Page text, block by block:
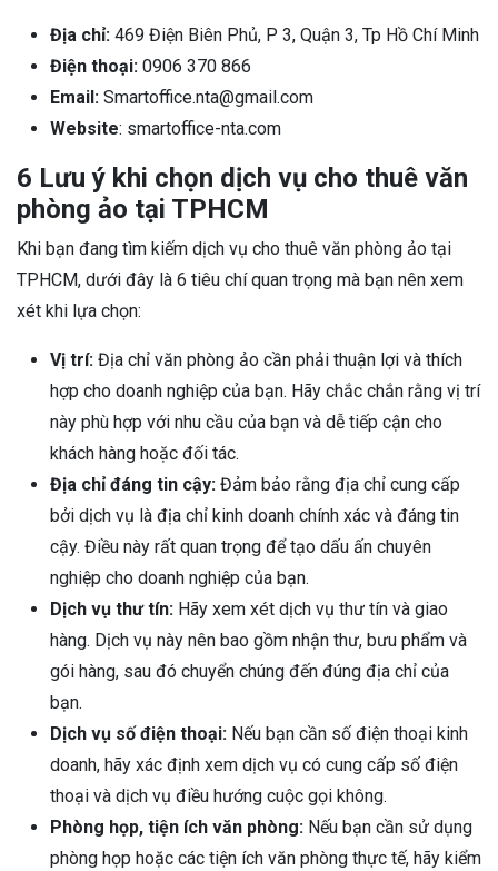
Địa chỉ: 469 Điện Biên Phủ, P 3, Quận 3, Tp Hồ Chí Minh
Điện thoại: 0906 370 866
Email: Smartoffice.nta@gmail.com
Website: smartoffice-nta.com
6 Lưu ý khi chọn dịch vụ cho thuê văn
phòng ảo tại TPHCM
Khi bạn đang tìm kiếm dịch vụ cho thuê văn phòng ảo tại
TPHCM, dưới đây là 6 tiêu chí quan trọng mà bạn nên xem
xét khi lựa chọn:
Vị trí: Địa chỉ văn phòng ảo cần phải thuận lợi và thích
hợp cho doanh nghiệp của bạn. Hãy chắc chắn rằng vị trí
này phù hợp với nhu cầu của bạn và dễ tiếp cận cho
khách hàng hoặc đối tác.
Địa chỉ đáng tin cậy: Đảm bảo rằng địa chỉ cung cấp
bởi dịch vụ là địa chỉ kinh doanh chính xác và đáng tin
cậy. Điều này rất quan trọng để tạo dấu ấn chuyên
nghiệp cho doanh nghiệp của bạn.
Dịch vụ thư tín: Hãy xem xét dịch vụ thư tín và giao
hàng. Dịch vụ này nên bao gồm nhận thư, bưu phẩm và
gói hàng, sau đó chuyển chúng đến đúng địa chỉ của
bạn.
Dịch vụ số điện thoại: Nếu bạn cần số điện thoại kinh
doanh, hãy xác định xem dịch vụ có cung cấp số điện
thoại và dịch vụ điều hướng cuộc gọi không.
Phòng họp, tiện ích văn phòng: Nếu bạn cần sử dụng
phòng họp hoặc các tiện ích văn phòng thực tế, hãy kiểm